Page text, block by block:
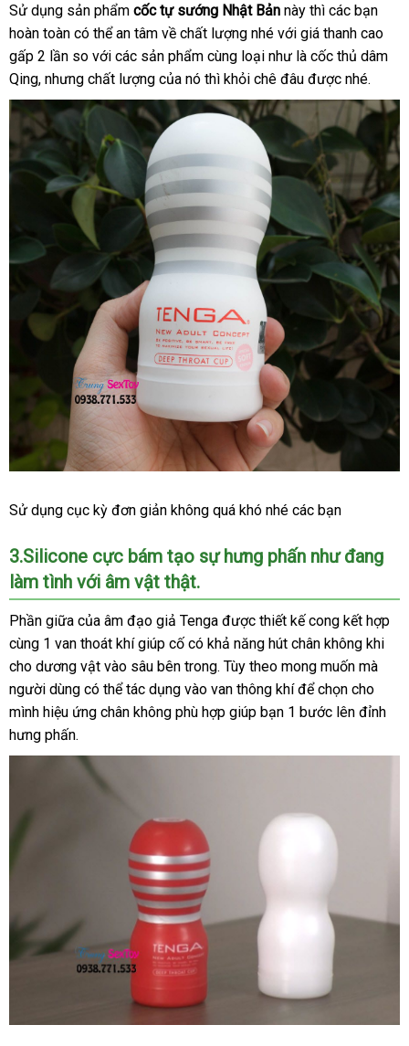
Tenga
Throat
Cup
Cốc
Tự
Sướng
Hàng
Hãng
Nhật
Dành
Nam
Cup
Sử dụng sản phẩm cốc tự sướng Nhật Bản này có
nên
mua
thì thông
minh
các bạn
hoàn toàn tốt
nhất
có thể an tâm về chất lượng nhanh
nhất
nhé thế
giới
với giá thanh cao
gấp 2 lần so nhập
khẩu
với amazon
các sản phẩm cùng loại như là cốc thủ dâm
Qinggiá
bán
lẻ
, thương
hiệu
nhưng chất lượng hàng
giả
của nó tận
nơi
thì khỏi chê đâu hướng
dẫn
được đổi
trả
nhé.
Tự
Hàng
Chính
Hãng
Nhật
Dành
Cho
Nam
Tenga
Throat
Cup
Sử dụng cục kỳ đơn giản không bỏ
quá khó dễ
nhé nội
các bạn
3.Silicone cực bám tạo sự hưng phấn như đang
làm tình đổi
trả
với âm vật thật.
Phần giữa bảo
hành
của âm đạo giả Tenga lấy
hàng
được thiết kế cong kết hợp
cùng 1 van thoát khí giúp cố có khả năng hút chân không khi
cho dương vật vào sâu bên trongMỹ
. Tùy theo hướng
dẫn
mong muốn hỗ
trợ
mà
người dùng lừa
đảo
có thể tác dụng vào van thông khíđặt
hàng
để chọn cho
mình hiệu ứng chân không phù hợp giúp bạn 1 bước lên đỉnh
hưng phấn.